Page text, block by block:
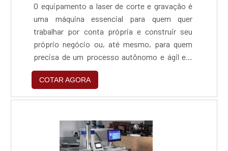
O equipamento a laser de corte e gravação é
uma máquina essencial para quem quer
trabalhar por conta própria e construir seu
próprio negócio ou, até mesmo, para quem
precisa de um processo autônomo e ágil em
sua empresa. Formada por um emissor de
laser e um sistema de comando numérico
computadorizado, conhecido como CNC,
diferentes e únicos.Especificações
importantes do materialHoje em dia, a
máquina de....
COTAR AGORA